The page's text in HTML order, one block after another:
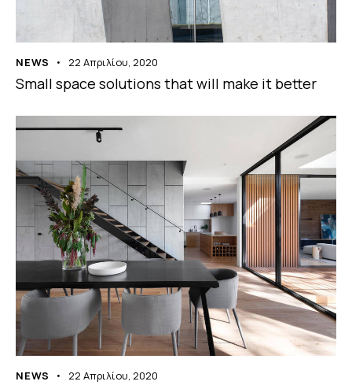
NEWS 22 Απριλίου, 2020
Small space solutions that will make it better
NEWS 22 Απριλίου, 2020